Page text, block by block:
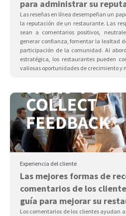
para administrar su
Las reseñas en línea desempeñan un
la reputación de un restaurante. Las
sean a comentarios positivos,
generar confianza, fomentar la lealtad
participación de la comunidad. Al
estratégica, los restaurantes pueden
valiosas oportunidades de crecimiento y
Experiencia del cliente
Las mejores formas de
comentarios de los
guía para mejorar su
Los comentarios de los clientes ayudan